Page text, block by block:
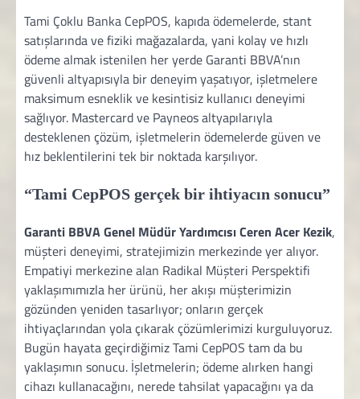
Tami Çoklu Banka CepPOS, kapıda ödemelerde, stant
satışlarında ve fiziki mağazalarda, yani kolay ve hızlı
ödeme almak istenilen her yerde Garanti BBVA’nın
güvenli altyapısıyla bir deneyim yaşatıyor, işletmelere
maksimum esneklik ve kesintisiz kullanıcı deneyimi
sağlıyor. Mastercard ve Payneos altyapılarıyla
desteklenen çözüm, işletmelerin ödemelerde güven ve
hız beklentilerini tek bir noktada karşılıyor.
“Tami CepPOS gerçek bir ihtiyacın sonucu”
Garanti BBVA Genel Müdür Yardımcısı Ceren Acer Kezik,
müşteri deneyimi, stratejimizin merkezinde yer alıyor.
Empatiyi merkezine alan Radikal Müşteri Perspektifi
yaklaşımımızla her ürünü, her akışı müşterimizin
gözünden yeniden tasarlıyor; onların gerçek
ihtiyaçlarından yola çıkarak çözümlerimizi kurguluyoruz.
Bugün hayata geçirdiğimiz Tami CepPOS tam da bu
yaklaşımın sonucu. İşletmelerin; ödeme alırken hangi
cihazı kullanacağını, nerede tahsilat yapacağını ya da